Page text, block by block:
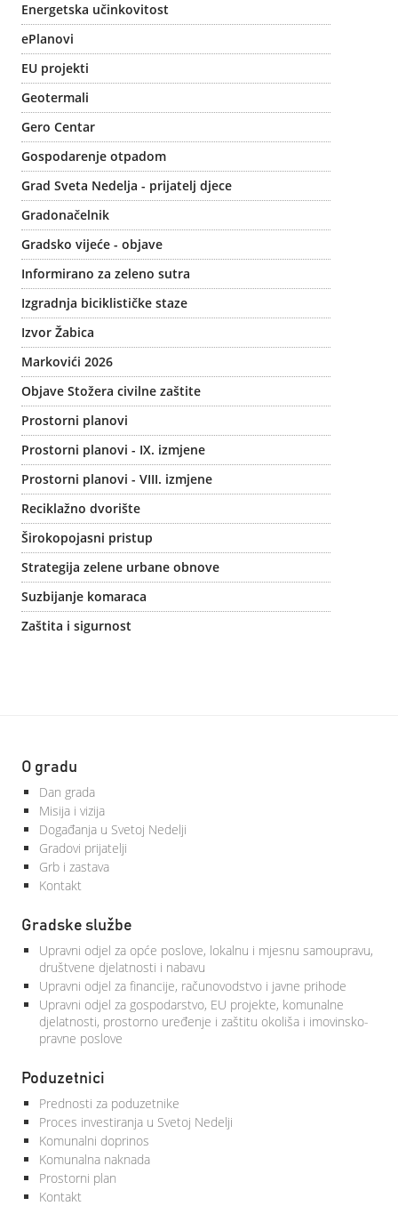
Energetska učinkovitost
ePlanovi
EU projekti
Geotermali
Gero Centar
Gospodarenje otpadom
Grad Sveta Nedelja - prijatelj djece
Gradonačelnik
Gradsko vijeće - objave
Informirano za zeleno sutra
Izgradnja biciklističke staze
Izvor Žabica
Markovići 2026
Objave Stožera civilne zaštite
Prostorni planovi
Prostorni planovi - IX. izmjene
Prostorni planovi - VIII. izmjene
Reciklažno dvorište
Širokopojasni pristup
Strategija zelene urbane obnove
Suzbijanje komaraca
Zaštita i sigurnost
O gradu
Dan grada
Misija i vizija
Događanja u Svetoj Nedelji
Gradovi prijatelji
Grb i zastava
Kontakt
Gradske službe
Upravni odjel za opće poslove, lokalnu i mjesnu samoupravu,
društvene djelatnosti i nabavu
Upravni odjel za financije, računovodstvo i javne prihode
Upravni odjel za gospodarstvo, EU projekte, komunalne
djelatnosti, prostorno uređenje i zaštitu okoliša i imovinsko-
pravne poslove
Poduzetnici
Prednosti za poduzetnike
Proces investiranja u Svetoj Nedelji
Komunalni doprinos
Komunalna naknada
Prostorni plan
Kontakt